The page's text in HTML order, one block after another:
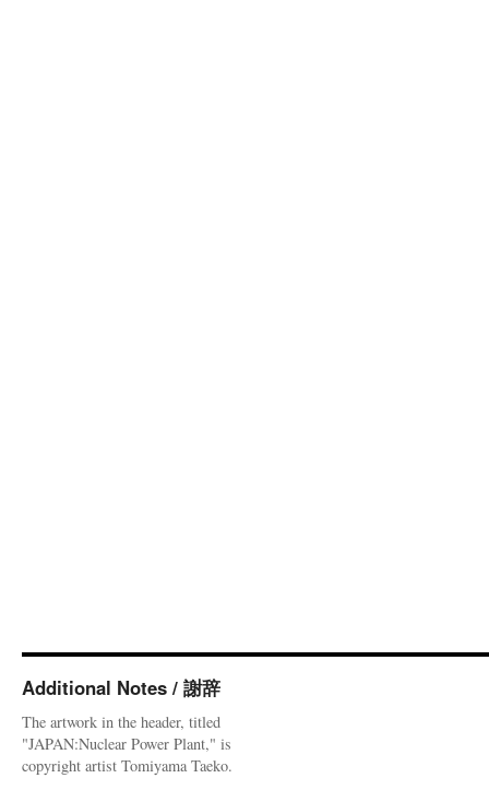
Additional Notes / 謝辞
The artwork in the header, titled
"JAPAN:Nuclear Power Plant," is
copyright artist Tomiyama Taeko.